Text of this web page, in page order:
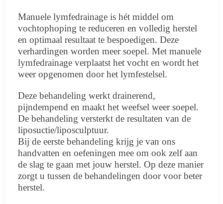
Manuele lymfedrainage is hét middel om
vochtophoping te reduceren en volledig herstel
en optimaal resultaat te bespoedigen. Deze
verhardingen worden meer soepel. Met manuele
lymfedrainage verplaatst het vocht en wordt het
weer opgenomen door het lymfestelsel.
Deze behandeling werkt drainerend,
pijndempend en maakt het weefsel weer soepel.
De behandeling versterkt de resultaten van de
liposuctie/liposculptuur.
Bij de eerste behandeling krijg je van ons
handvatten en oefeningen mee om ook zelf aan
de slag te gaan met jouw herstel. Op deze manier
zorgt u tussen de behandelingen door voor beter
herstel.